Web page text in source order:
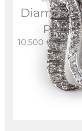
Platin
10.500 €